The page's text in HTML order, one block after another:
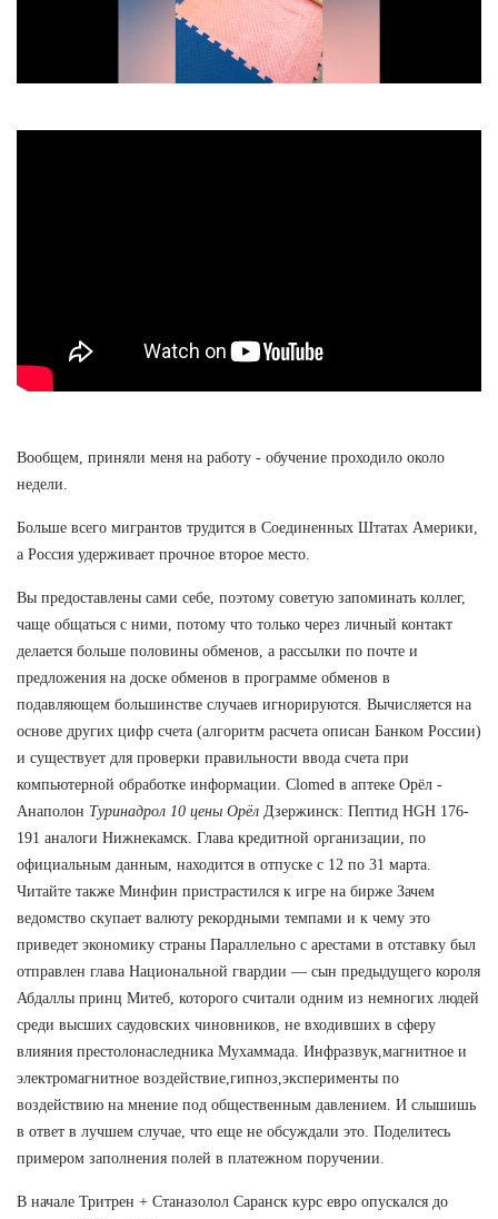
Вообщем, приняли меня на работу - обучение проходило около
недели.
Больше всего мигрантов трудится в Соединенных Штатах Америки,
а Россия удерживает прочное второе место.
Вы предоставлены сами себе, поэтому советую запоминать коллег,
чаще общаться с ними, потому что только через личный контакт
делается больше половины обменов, а рассылки по почте и
предложения на доске обменов в программе обменов в
подавляющем большинстве случаев игнорируются. Вычисляется на
основе других цифр счета (алгоритм расчета описан Банком России)
и существует для проверки правильности ввода счета при
компьютерной обработке информации. Clomed в аптеке Орёл -
Анаполон Туринадрол 10 цены Орёл Дзержинск: Пептид HGH 176-
191 аналоги Нижнекамск. Глава кредитной организации, по
официальным данным, находится в отпуске с 12 по 31 марта.
Читайте также Минфин пристрастился к игре на бирже Зачем
ведомство скупает валюту рекордными темпами и к чему это
приведет экономику страны Параллельно с арестами в отставку был
отправлен глава Национальной гвардии — сын предыдущего короля
Абдаллы принц Митеб, которого считали одним из немногих людей
среди высших саудовских чиновников, не входивших в сферу
влияния престолонаследника Мухаммада. Инфразвук,магнитное и
электромагнитное воздействие,гипноз,эксперименты по
воздействию на мнение под общественным давлением. И слышишь
в ответ в лучшем случае, что еще не обсуждали это. Поделитесь
примером заполнения полей в платежном поручении.
В начале Тритрен + Станазолол Саранск курс евро опускался до